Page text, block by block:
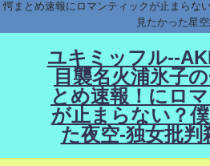
愕まとめ速報にロマンティックが止まらな
見たかった星
ユキミッフル--
目襲名火浦氷子
とめ速報！にロ
が止まらない？
た夜空-独女批判